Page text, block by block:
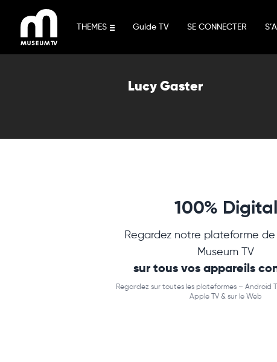
contenu
THEMES Guide TV SE CONNECTER
Lucy Gaster
100% Digital
Regardez notre plateforme
Museum TV
sur tous vos appareils
Regardez sur toutes les plateformes – Android
Apple TV & sur le Web